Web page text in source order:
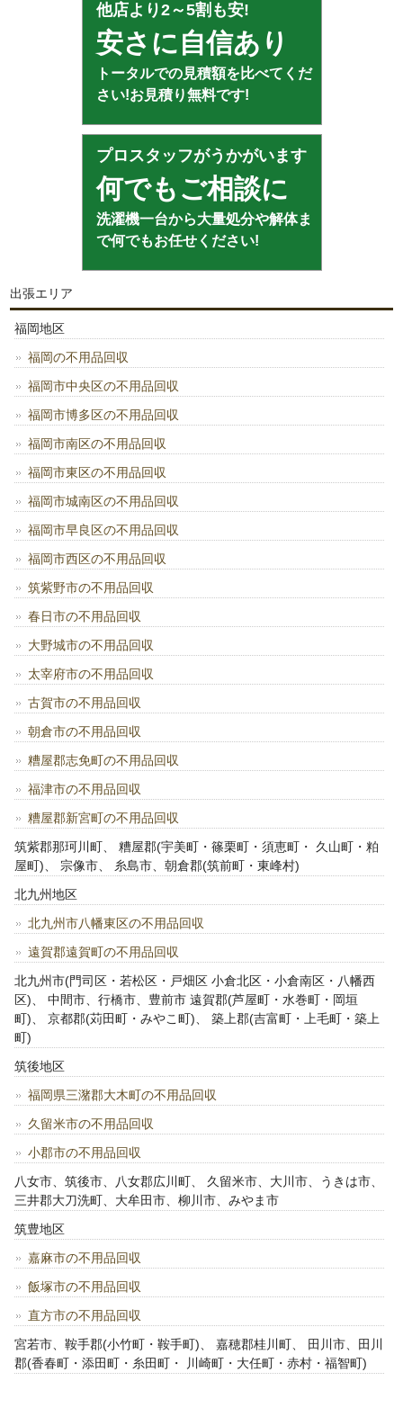
他店より2～5割も安!
安さに自信あり
トータルでの見積額を比べてくだ
さい!お見積り無料です!
プロスタッフがうかがいます
何でもご相談に
洗濯機一台から大量処分や解体ま
で何でもお任せください!
出張エリア
福岡地区
福岡の不用品回収
福岡市中央区の不用品回収
福岡市博多区の不用品回収
福岡市南区の不用品回収
福岡市東区の不用品回収
福岡市城南区の不用品回収
福岡市早良区の不用品回収
福岡市西区の不用品回収
筑紫野市の不用品回収
春日市の不用品回収
大野城市の不用品回収
太宰府市の不用品回収
古賀市の不用品回収
朝倉市の不用品回収
糟屋郡志免町の不用品回収
福津市の不用品回収
糟屋郡新宮町の不用品回収
筑紫郡那珂川町、 糟屋郡(宇美町・篠栗町・須恵町・ 久山町・粕
屋町)、 宗像市、 糸島市、朝倉郡(筑前町・東峰村)
北九州地区
北九州市八幡東区の不用品回収
遠賀郡遠賀町の不用品回収
北九州市(門司区・若松区・戸畑区 小倉北区・小倉南区・八幡西
区)、 中間市、行橋市、豊前市 遠賀郡(芦屋町・水巻町・岡垣
町)、 京都郡(苅田町・みやこ町)、 築上郡(吉富町・上毛町・築上
町)
筑後地区
福岡県三潴郡大木町の不用品回収
久留米市の不用品回収
小郡市の不用品回収
八女市、筑後市、八女郡広川町、 久留米市、大川市、うきは市、
三井郡大刀洗町、大牟田市、柳川市、みやま市
筑豊地区
嘉麻市の不用品回収
飯塚市の不用品回収
直方市の不用品回収
宮若市、鞍手郡(小竹町・鞍手町)、 嘉穂郡桂川町、 田川市、田川
郡(香春町・添田町・糸田町・ 川崎町・大任町・赤村・福智町)